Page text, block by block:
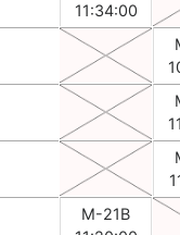
11:34:00
M-21B